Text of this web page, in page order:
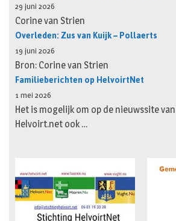
29 juni 2026
Corine van Strien
Overleden: Zus van Kuijk – Pollaerts
19 juni 2026
Bron: Corine van Strien
Familieberichten op HelvoirtNet
1 mei 2026
Het is mogelijk om op de nieuwssite van
Helvoirt.net ook …